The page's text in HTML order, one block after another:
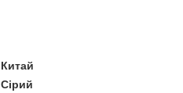
Китай
Сірий